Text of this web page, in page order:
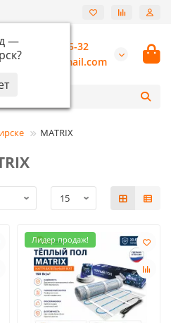
—
?
+7 (913) 987-55-32
burannsk@gmail.com
MATRIX
Лидер продаж!